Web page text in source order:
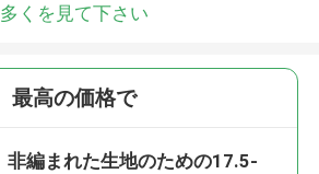
多くを見て下さい
最高の価格で
非編まれた生地のための17.5-